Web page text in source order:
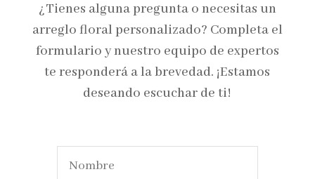
¿Tienes alguna pregunta o necesitas un
arreglo floral personalizado? Completa el
formulario y nuestro equipo de expertos
te responderá a la brevedad. ¡Estamos
deseando escuchar de ti!